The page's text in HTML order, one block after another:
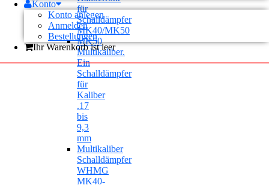
Konto
Konto anlegen
Anmelden
Bestellungen
Ihr Warenkorb ist leer
für
Schalldämpfer
MK40/MK50
MK50
Multikaliber.
Ein
Schalldämpfer
für
Kaliber
.17
bis
9,3
mm
Multikaliber
Schalldämpfer
WHMG
MK40-